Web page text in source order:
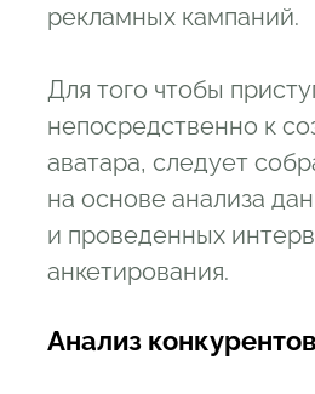
рекламных кампаний.
Для того чтобы
непосредственно к
аватара, следует
на основе анализа
и проведенных
анкетирования.
Анализ конкурентов